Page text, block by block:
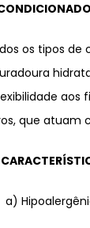
os tipos de
que
a)